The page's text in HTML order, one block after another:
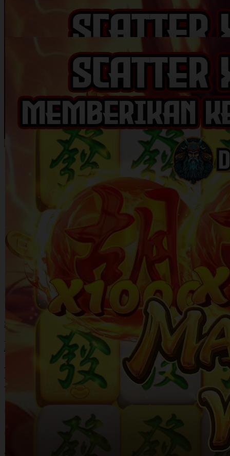
Skip to the beginning of the images gallery
DEWAGACOR
DEWAGACOR : EASY WIN
WITH US - SITUS SLOT
ONLINE TERPERCAYA 2026